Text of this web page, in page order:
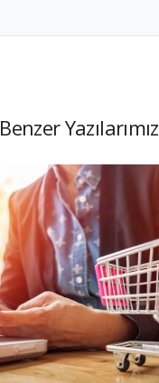
Benzer Yazılarımız